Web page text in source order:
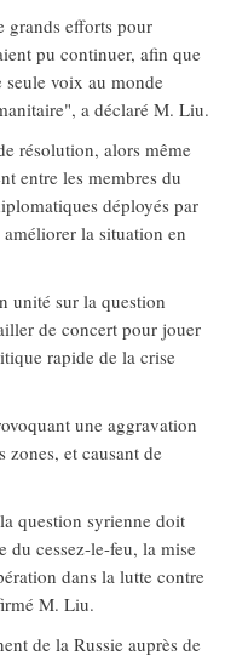
grands efforts pour
pu continuer, afin que
seule voix au monde
a déclaré M. Liu.
résolution, alors même
entre les membres du
déployés par
la situation en
unité sur la question
de concert pour jouer
rapide de la crise
une aggravation
zones, et causant de
question syrienne doit
du cessez-le-feu, la mise
dans la lutte contre
M. Liu.
de la Russie auprès de